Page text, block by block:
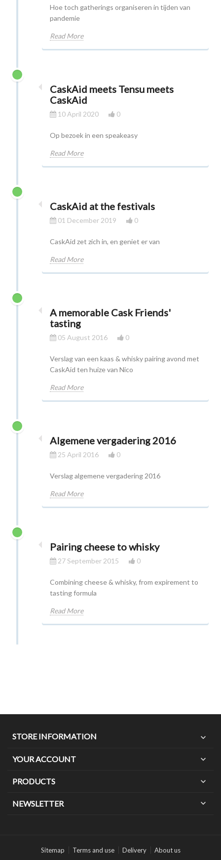
Hoe toch gatherings organiseren in tijden van
pandemie
Read More
CaskAid meets Tensu meets
CaskAid
10 April 2020 0
Op bezoek in een speakeasy
Read More
CaskAid at the festivals
01 December 2019 0
CaskAid zet zich in, en geniet er van
Read More
A memorable Cask Friends'
tasting
05 August 2016 0
Verslag van een kaas & whisky pairing avond met
CaskAid ten huize van Nico
Read More
Algemene vergadering 2016
25 April 2016 0
Verslag algemene vergadering 2016
Read More
Pairing cheese to whisky
27 September 2015 0
Combining cheese & whisky, from expirement to
tasting formula
Read More
STORE INFORMATION expand_more
YOUR ACCOUNT expand_more
PRODUCTS expand_more
NEWSLETTER expand_more
Sitemap Terms and use Delivery About us